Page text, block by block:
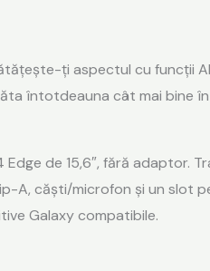
ți aspectul cu funcții
întotdeauna cât mai bine
de 15,6″, fără adaptor.
A, căști/microfon și un slot
Galaxy compatibile.